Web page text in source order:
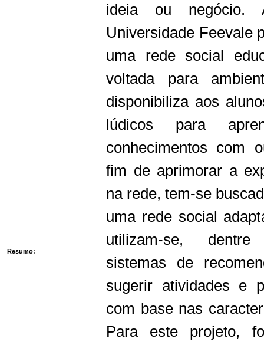
Resumo:
ideia ou
Universidade Feevale
uma rede social
voltada para
disponibiliza aos
lúdicos para
conhecimentos com
fim de aprimorar a
na rede, tem-se
uma rede social
utilizam-se,
sistemas de
sugerir atividades e
com base nas
Para este projeto,